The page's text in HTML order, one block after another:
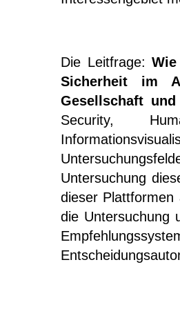
Die Leitfrage:
Sicherheit im
Gesellschaft
Security,
Untersuchung
dieser
die Untersuchung